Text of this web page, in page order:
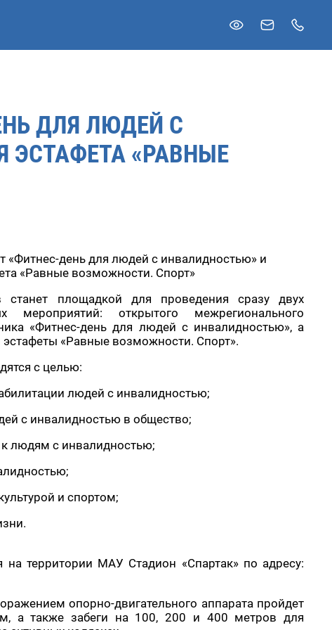
ДЛЯ ЛЮДЕЙ С
«РАВНЫЕ
«Фитнес-день для людей с инвалидностью» и
«Равные возможности. Спорт»
площадкой для проведения сразу двух
мероприятий: открытого межрегионального
«Фитнес-день для людей с инвалидностью», а
«Равные возможности. Спорт».
с целью:
людей с инвалидностью;
с инвалидностью в общество;
людям с инвалидностью;
и спортом;
на территории МАУ Стадион «Спартак» по адресу:
опорно-двигательного аппарата пройдет
а также забеги на 100, 200 и 400 метров для